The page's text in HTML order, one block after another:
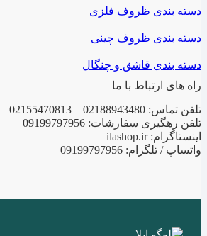
دسته بندی ظروف فلزی
دسته بندی ظروف چینی
دسته بندی قاشق و چنگال
راه های ارتباط با ما
تلفن تماس: 02188943480 – 02155470813 – 02155470280
تلفن رهگیری سفارشات: 09199797956
اینستاگرام: ilashop.ir
واتساپ / تلگرام: 09199797956